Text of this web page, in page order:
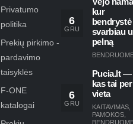
Privatumo
politika
Prekių pirkimo -
pardavimo
taisyklės
F-ONE
katalogai
6
GRU
kur
bendrystė
svarbiau
pelną
6
GRU
Pucia.lt —
kas tai per
vieta
KAITAVIMAS
PAMOKOS